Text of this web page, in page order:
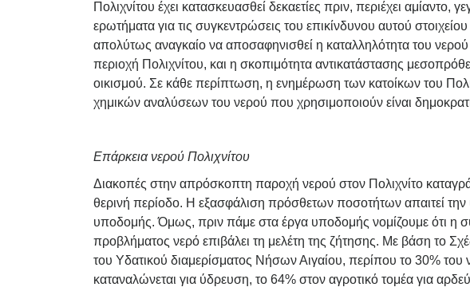
Πολιχνίτου έχει κατασκευασθεί δεκαετίες πριν, περιέχει αμίαντο,
ερωτήματα για τις συγκεντρώσεις του επικίνδυνου αυτού
απολύτως αναγκαίο να αποσαφηνισθεί η καταλληλότητα του
περιοχή Πολιχνίτου, και η σκοπιμότητα αντικατάστασης
οικισμού. Σε κάθε περίπτωση, η ενημέρωση των κατοίκων του
χημικών αναλύσεων του νερού που χρησιμοποιούν είναι
Επάρκεια νερού Πολιχνίτου
Διακοπές στην απρόσκοπτη παροχή νερού στον Πολιχνίτο
θερινή περίοδο. Η εξασφάλιση πρόσθετων ποσοτήτων απαιτεί
υποδομής. Όμως, πριν πάμε στα έργα υποδομής νομίζουμε ότι η
προβλήματος νερό επιβάλει τη μελέτη της ζήτησης. Με βάση το
του Υδατικού διαμερίσματος Νήσων Αιγαίου, περίπου το 30% του
καταναλώνεται για ύδρευση, το 64% στον αγροτικό τομέα για